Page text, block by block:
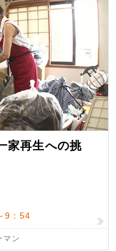
家再生への挑
9：54
マン